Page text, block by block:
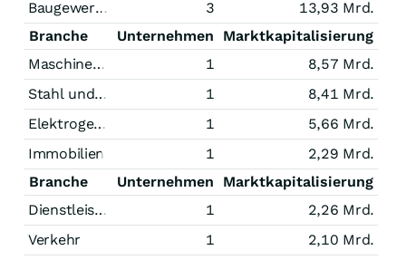
Baugewerbe 3
13,93 Mrd.
Branche
Unternehmen
Marktkapitalisierung
Maschinenbau
1
8,57 Mrd.
Stahl und Bergbau
1
8,41 Mrd.
Elektrogeräte
1
5,66 Mrd.
Immobilien
1
2,29 Mrd.
Branche
Unternehmen
Marktkapitalisierung
Dienstleistungen
1
2,26 Mrd.
Verkehr
1
2,10 Mrd.